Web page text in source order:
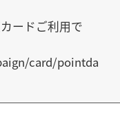
★
ードご利用で
card/pointda